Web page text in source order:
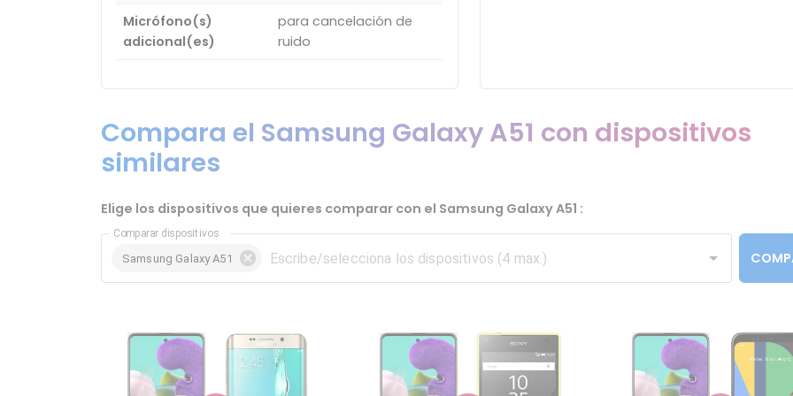
Micrófono(s)
adicional(es)
para cancelación de
ruido
Compara el Samsung Galaxy A51 con dispositivos
similares
Elige los dispositivos que quieres comparar con el Samsung Galaxy A51 :
Comparar dispositivos
Samsung Galaxy A51